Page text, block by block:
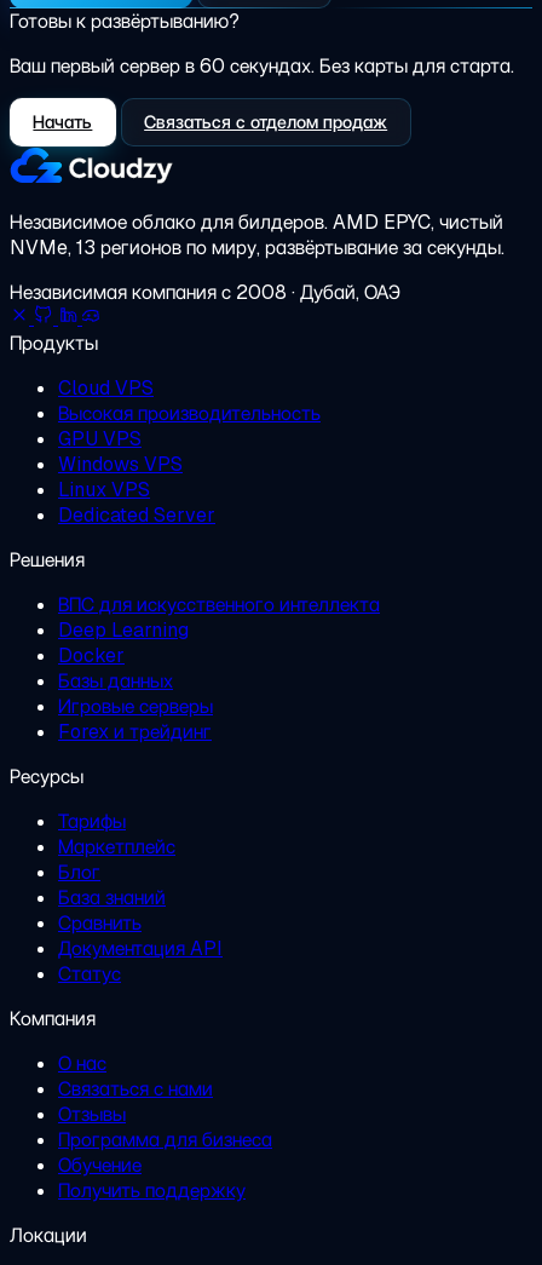
Готовы к развёртыванию?
Ваш первый сервер в 60 секундах. Без карты для старта.
Начать Связаться с отделом продаж
Независимое облако для билдеров.AMD EPYC, чистый
NVMe, 13 регионов по миру, развёртывание за секунды.
Независимая компания с 2008 · Дубай, ОАЭ
Продукты
Cloud VPS
Высокая производительность
GPU VPS
Windows VPS
Linux VPS
Dedicated Server
Решения
ВПС для искусственного интеллекта
Deep Learning
Docker
Базы данных
Игровые серверы
Forex и трейдинг
Ресурсы
Тарифы
Маркетплейс
Блог
База знаний
Сравнить
Документация API
Статус
Компания
О нас
Связаться с нами
Отзывы
Программа для бизнеса
Обучение
Получить поддержку
Локации